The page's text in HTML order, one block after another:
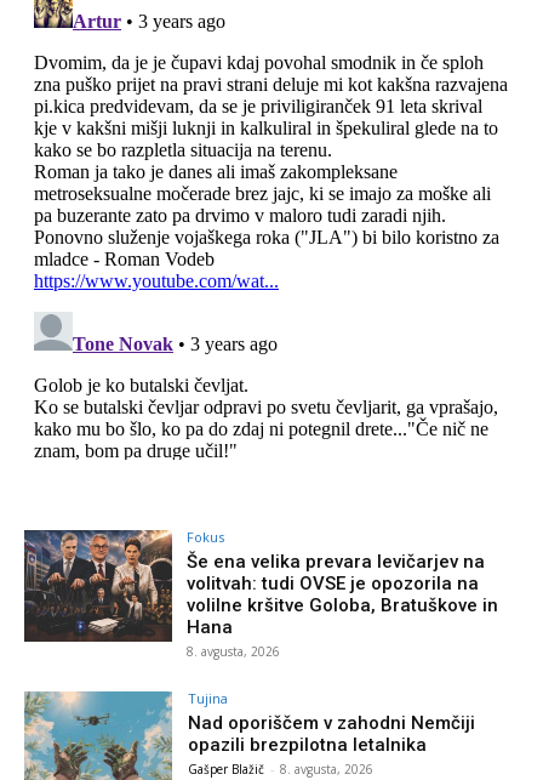
Fokus
Še ena velika prevara levičarjev na
volitvah: tudi OVSE je opozorila na
volilne kršitve Goloba, Bratuškove in
Hana
8. avgusta, 2026
Tujina
Nad oporiščem v zahodni Nemčiji
opazili brezpilotna letalnika
Gašper Blažič - 8. avgusta, 2026